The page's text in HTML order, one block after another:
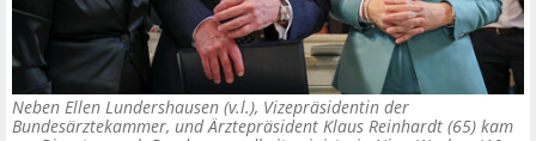
Neben Ellen Lundershausen (v.l.), Vizepräsidentin der
Bundesärztekammer, und Ärztepräsident Klaus Reinhardt (65) kam